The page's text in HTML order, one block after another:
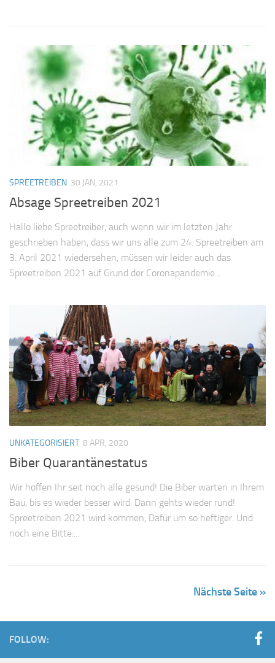
SPREETREIBEN 30 JAN, 2021
Absage Spreetreiben 2021
Hallo liebe Spreetreiber, auch wenn wir im letzten Jahr
geschrieben haben, dass wir uns alle zum 24. Spreetreiben am
3. April 2021 wiedersehen, müssen wir leider auch das
Spreetreiben 2021 auf Grund der Coronapandemie...
UNKATEGORISIERT 8 APR, 2020
Biber Quarantänestatus
Wir hoffen Ihr seit noch alle gesund! Die Biber warten in Ihrem
Bau, bis es wieder besser wird. Dann gehts wieder rund!
Spreetreiben 2021 wird kommen, Dafür um so heftiger. Und
noch eine Bitte:...
Nächste Seite »
FOLLOW: